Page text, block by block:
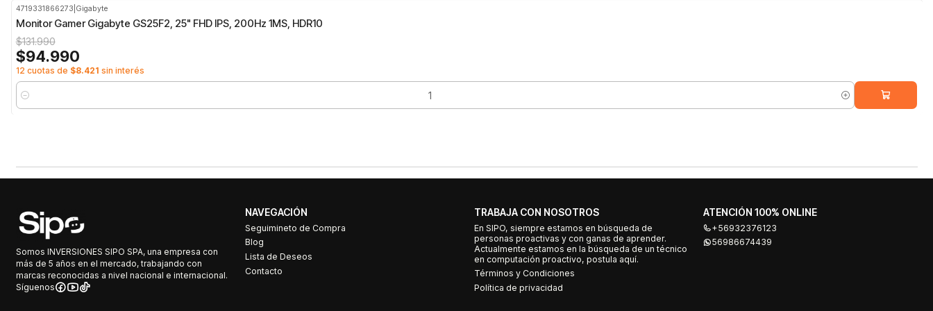
4719331866273 Gigabyte
Monitor Gamer Gigabyte GS25F2, 25" FHD IPS, 200Hz 1MS, HDR10
$131.990
$94.990
12 cuotas de $8.421 sin interés
Cantidad
Somos INVERSIONES SIPO SPA, una empresa con
más de 5 años en el mercado, trabajando con
marcas reconocidas a nivel nacional e internacional.
Síguenos
NAVEGACIÓN
Seguimineto de Compra
Blog
Lista de Deseos
Contacto
TRABAJA CON NOSOTROS
En SIPO, siempre estamos en búsqueda de
personas proactivas y con ganas de aprender.
Actualmente estamos en la búsqueda de un técnico
en computación proactivo, postula aquí.
Términos y Condiciones
Política de privacidad
ATENCIÓN 100% ONLINE
+56932376123
56986674439